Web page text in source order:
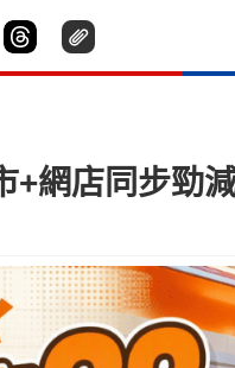
+網店同步勁